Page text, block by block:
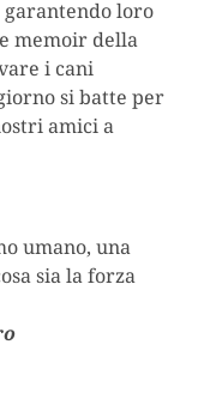
garantendo loro
memoir della
i cani
si batte per
amici a
umano, una
sia la forza